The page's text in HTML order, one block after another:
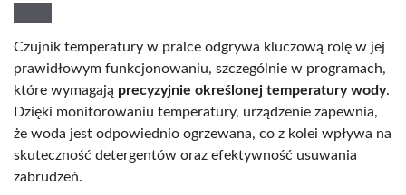
Czujnik temperatury w pralce odgrywa kluczową rolę w jej
prawidłowym funkcjonowaniu, szczególnie w programach,
które wymagają precyzyjnie określonej temperatury wody.
Dzięki monitorowaniu temperatury, urządzenie zapewnia,
że woda jest odpowiednio ogrzewana, co z kolei wpływa na
skuteczność detergentów oraz efektywność usuwania
zabrudzeń.